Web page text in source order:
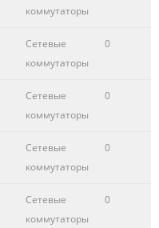
коммутаторы
Сетевые
коммутаторы
0
Сетевые
коммутаторы
0
Сетевые
коммутаторы
0
Сетевые
коммутаторы
0